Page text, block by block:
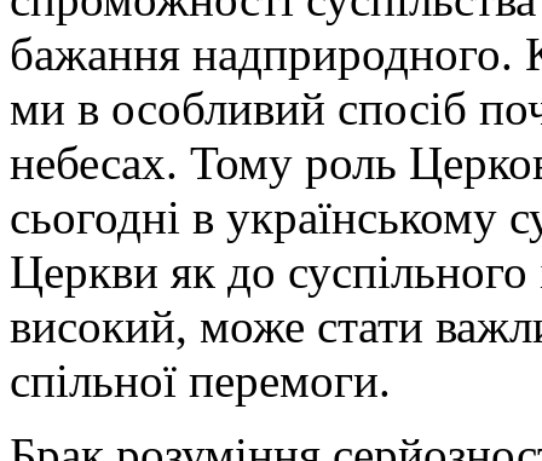
бажання надприродного.
ми в особливий спосіб
небесах. Тому роль
сьогодні в українському
Церкви як до
високий, може стати
спільної перемоги.